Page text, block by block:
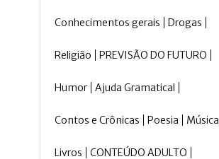
Conhecimentos gerais Drogas
Religião PREVISÃO DO FUTURO
Humor Ajuda Gramatical
Contos e Crônicas Poesia Música
Livros CONTEÚDO ADULTO